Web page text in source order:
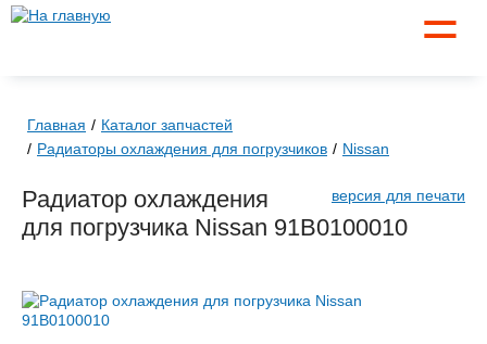
☰
Главная
Каталог запчастей
Радиаторы охлаждения для погрузчиков
Nissan
версия для печати
Радиатор охлаждения
для погрузчика Nissan 91B0100010